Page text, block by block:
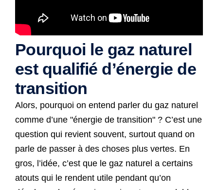
Pourquoi le gaz naturel
est qualifié d’énergie de
transition
Alors, pourquoi on entend parler du gaz naturel
comme d’une "énergie de transition" ? C’est une
question qui revient souvent, surtout quand on
parle de passer à des choses plus vertes. En
gros, l’idée, c’est que le gaz naturel a certains
atouts qui le rendent utile pendant qu’on